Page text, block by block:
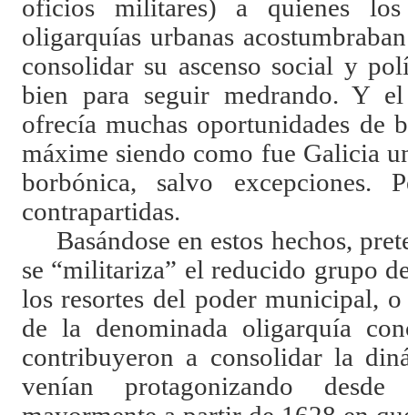
oficios militares) a quienes
oligarquías urbanas
consolidar su ascenso social y
bien para seguir medrando. Y
ofrecía muchas oportunidades de
máxime siendo como fue Galicia
borbónica, salvo excepciones.
contrapartidas.
Basándose en estos hechos,
se “militariza” el reducido grupo
los resortes del poder municipal,
de la denominada oligarquía
contribuyeron a consolidar la
venían protagonizando